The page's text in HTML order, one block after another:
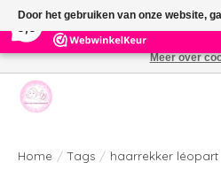
391 Reviews
Welkom bij de nieuwe webshop van
Home / Tags / haarrekker léopart
Door het gebruiken van onze website,
cookies om onze website te
Meer over